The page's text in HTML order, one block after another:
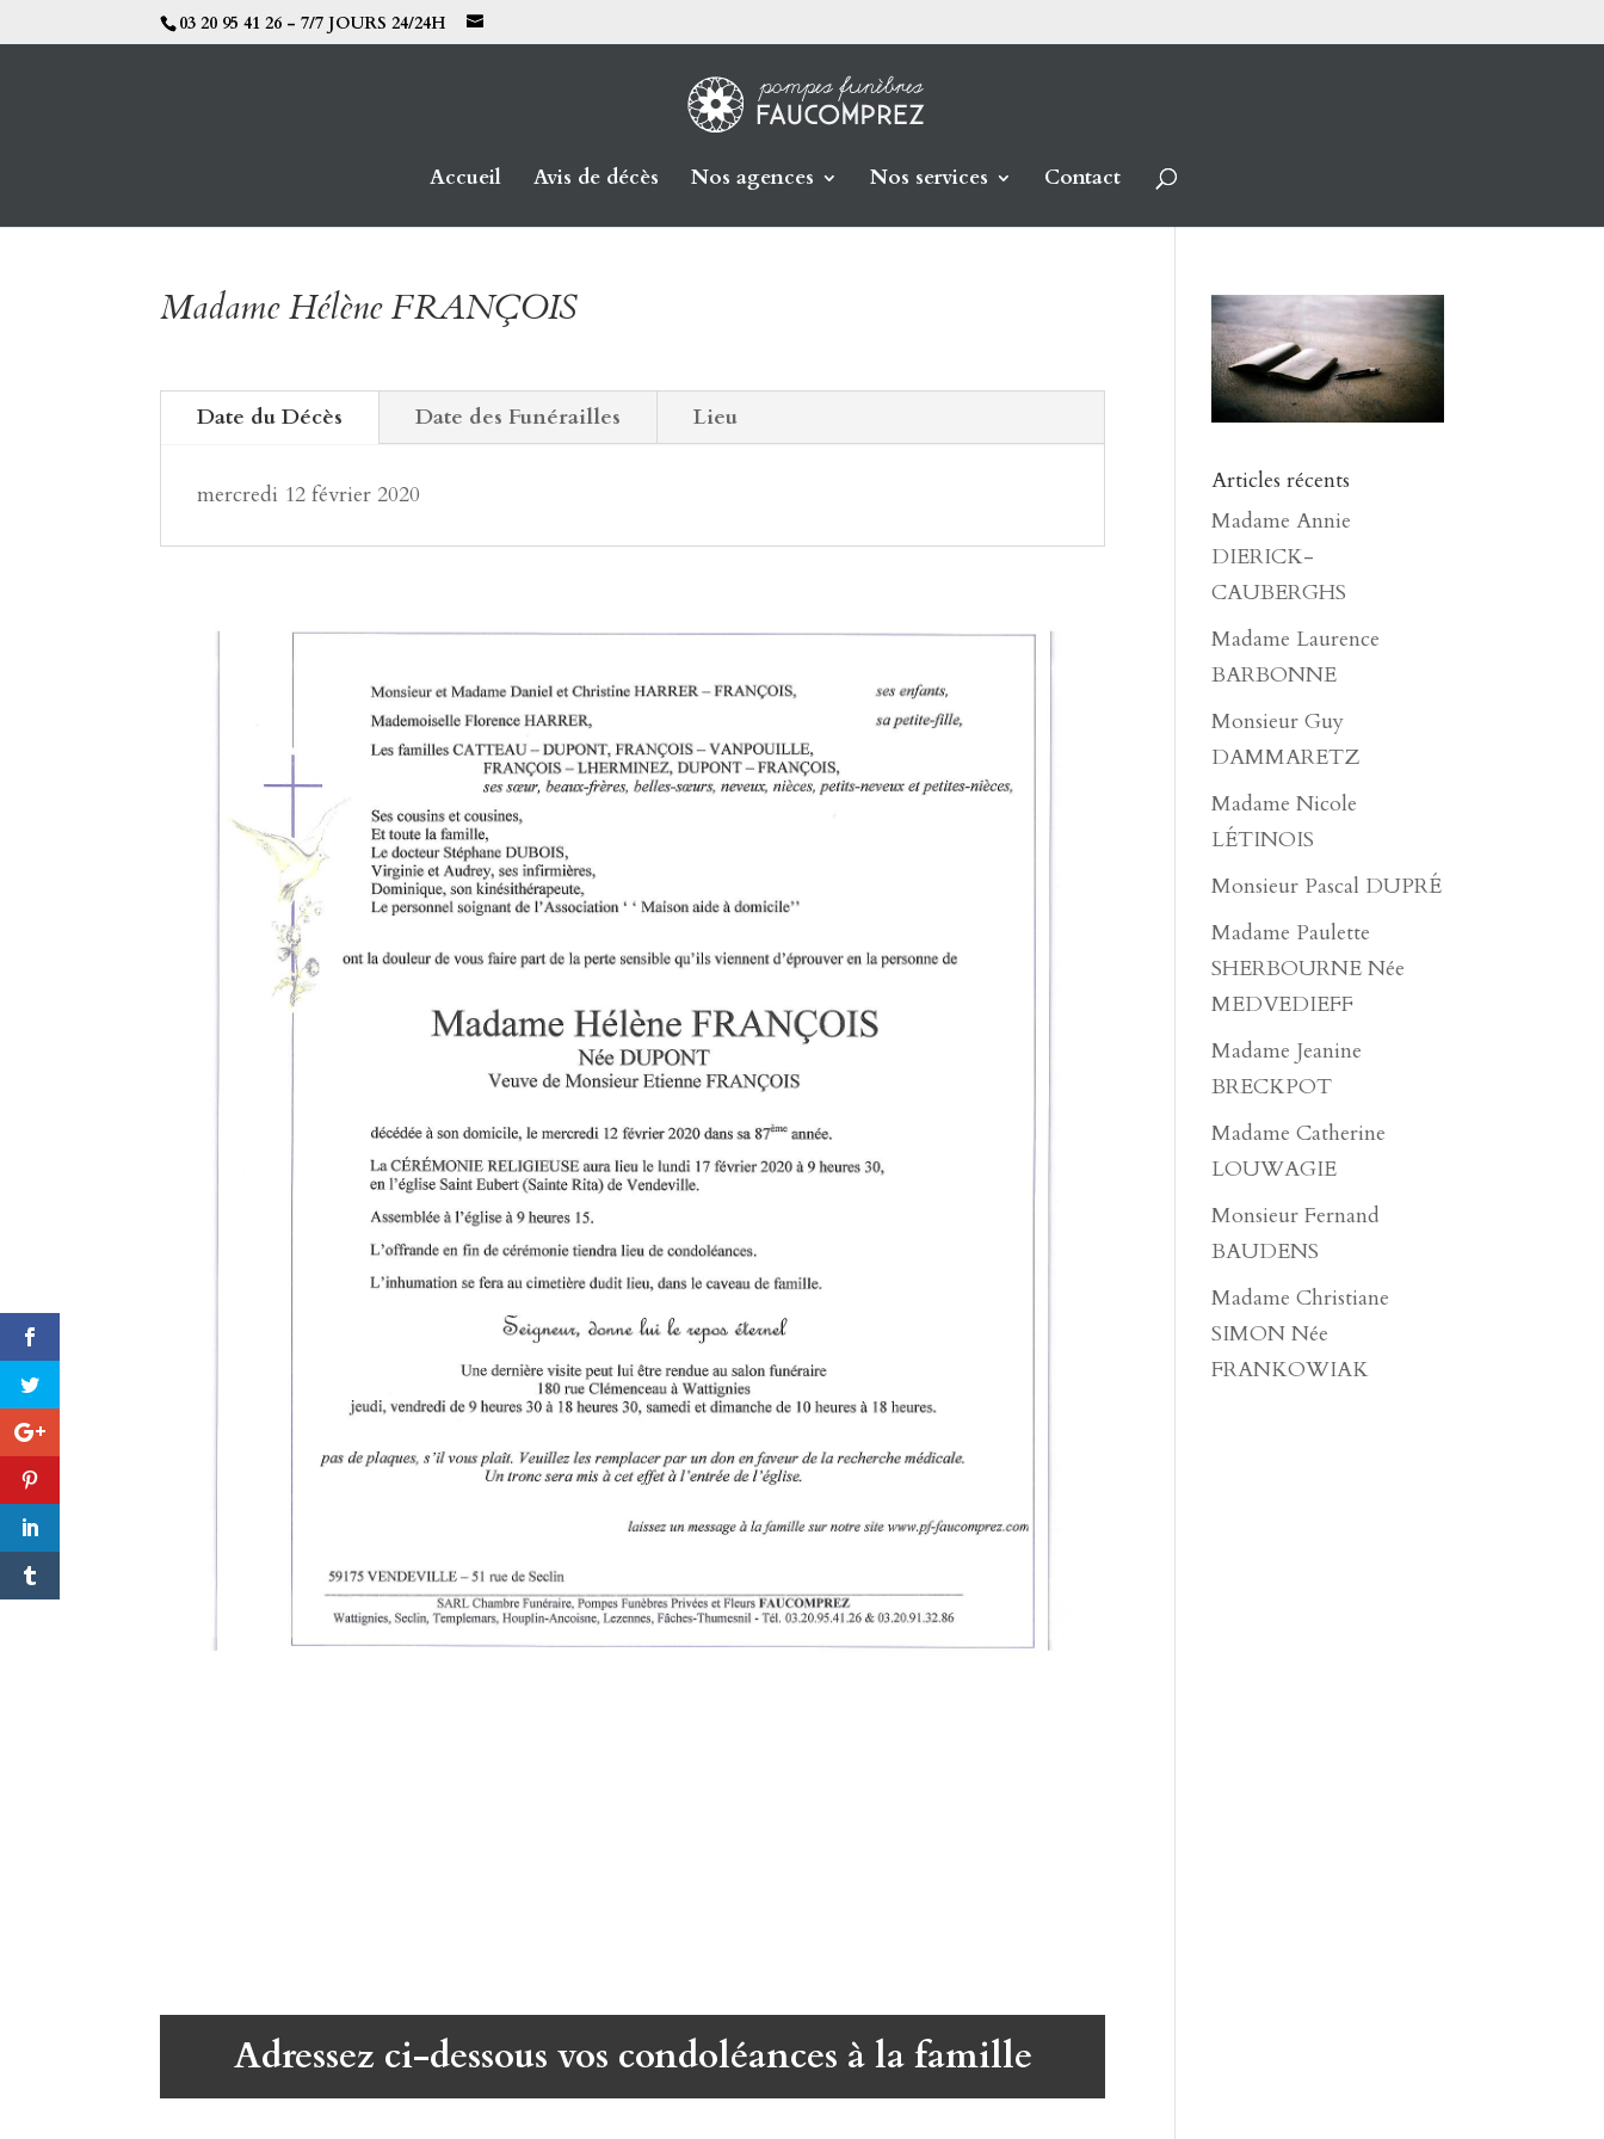
03 20 95 41 26 - 7/7 JOURS 24/24H
Accueil Avis de décès Nos agences Nos services Contact
Madame Hélène FRANÇOIS
Date du Décès Date des Funérailles Lieu
mercredi 12 février 2020
Adressez ci-dessous vos condoléances à la famille
Articles récents
Madame Annie
DIERICK-
CAUBERGHS
Madame Laurence
BARBONNE
Monsieur Guy
DAMMARETZ
Madame Nicole
LÉTINOIS
Monsieur Pascal DUPRÉ
Madame Paulette
SHERBOURNE Née
MEDVEDIEFF
Madame Jeanine
BRECKPOT
Madame Catherine
LOUWAGIE
Monsieur Fernand
BAUDENS
Madame Christiane
SIMON Née
FRANKOWIAK